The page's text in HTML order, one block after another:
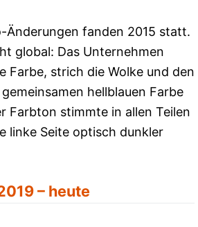
Änderungen fanden 2015 statt.
global: Das Unternehmen
Farbe, strich die Wolke und den
hellblauen Farbe
Farbton stimmte in allen Teilen
linke Seite optisch dunkler
– heute